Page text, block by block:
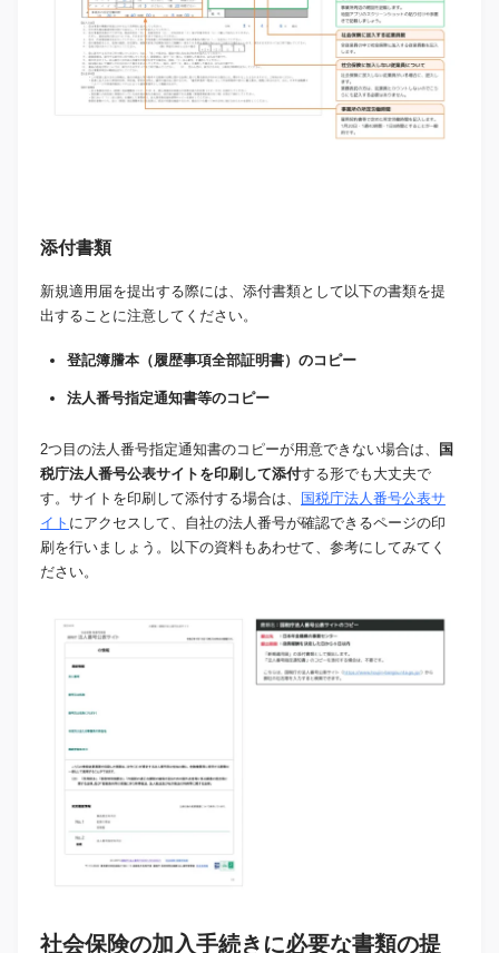
添付書類
新規適用届を提出する際には、添付書類として以下の書類を提
出することに注意してください。
登記簿謄本（履歴事項全部証明書）のコピー
法人番号指定通知書等のコピー
2つ目の法人番号指定通知書のコピーが用意できない場合は、
国
税庁法人番号公表サイトを印刷して添付する形でも大丈夫で
す。サイトを印刷して添付する場合は、
国税庁法人番号公表サ
イト にアクセスして、自社の法人番号が確認できるページの印
刷を行いましょう。以下の資料もあわせて、参考にしてみてく
ださい。
社会保険の加入手続きに必要な書類の提